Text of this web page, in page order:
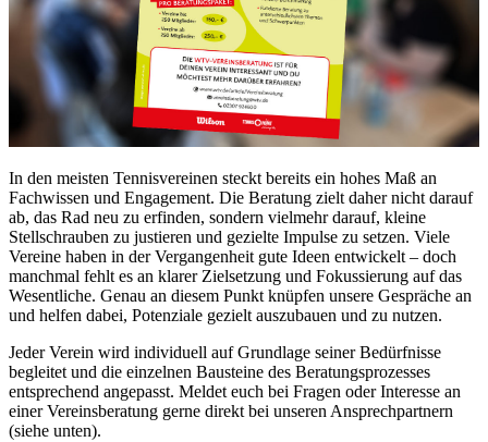
In den meisten Tennisvereinen steckt bereits ein hohes Maß an
Fachwissen und Engagement. Die Beratung zielt daher nicht darauf
ab, das Rad neu zu erfinden, sondern vielmehr darauf, kleine
Stellschrauben zu justieren und gezielte Impulse zu setzen. Viele
Vereine haben in der Vergangenheit gute Ideen entwickelt – doch
manchmal fehlt es an klarer Zielsetzung und Fokussierung auf das
Wesentliche. Genau an diesem Punkt knüpfen unsere Gespräche an
und helfen dabei, Potenziale gezielt auszubauen und zu nutzen.
Jeder Verein wird individuell auf Grundlage seiner Bedürfnisse
begleitet und die einzelnen Bausteine des Beratungsprozesses
entsprechend angepasst. Meldet euch bei Fragen oder Interesse an
einer Vereinsberatung gerne direkt bei unseren Ansprechpartnern
(siehe unten).